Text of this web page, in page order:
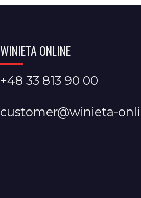
WINIETA ONLINE
+48 33 813 90 00
customer@winieta-